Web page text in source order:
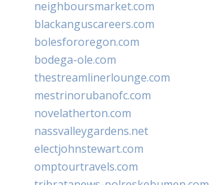
neighboursmarket.com
blackanguscareers.com
bolesfororegon.com
bodega-ole.com
thestreamlinerlounge.com
mestrinorubanofc.com
novelatherton.com
nassvalleygardens.net
electjohnstewart.com
omptourtravels.com